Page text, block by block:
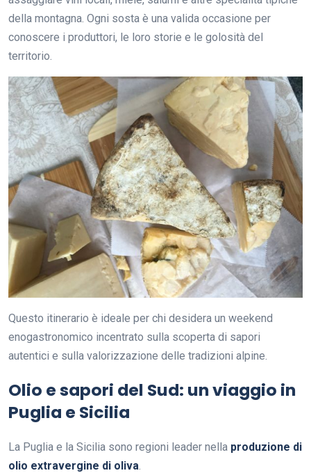
della montagna. Ogni sosta è una valida occasione per
conoscere i produttori, le loro storie e le golosità del
territorio.
Questo itinerario è ideale per chi desidera un weekend
enogastronomico incentrato sulla scoperta di sapori
autentici e sulla valorizzazione delle tradizioni alpine.
Olio e sapori del Sud: un viaggio in
Puglia e Sicilia
La Puglia e la Sicilia sono regioni leader nella produzione di
olio extravergine di oliva.